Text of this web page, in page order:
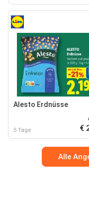
Alesto Erdnüsse
5 Tage €
Alle